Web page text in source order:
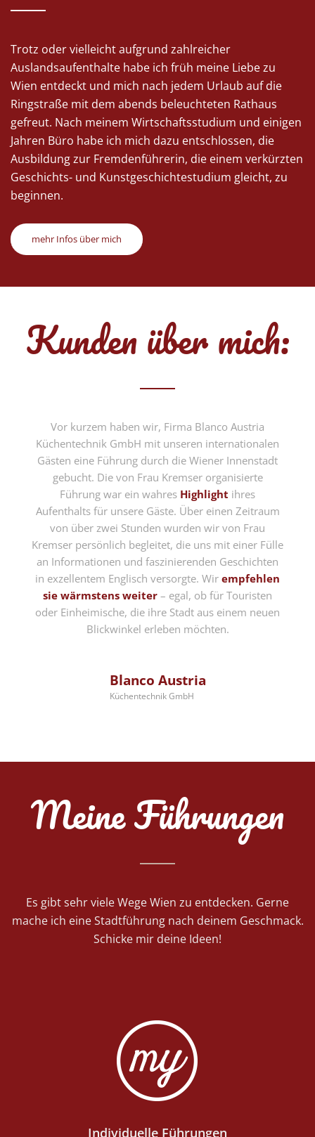
Trotz oder vielleicht aufgrund zahlreicher
Auslandsaufenthalte habe ich früh meine Liebe zu
Wien entdeckt und mich nach jedem Urlaub auf die
Ringstraße mit dem abends beleuchteten Rathaus
gefreut. Nach meinem Wirtschaftsstudium und einigen
Jahren Büro habe ich mich dazu entschlossen, die
Ausbildung zur Fremdenführerin, die einem verkürzten
Geschichts- und Kunstgeschichtestudium gleicht, zu
beginnen.
mehr Infos über mich
Kunden über mich:
Vor kurzem haben wir, Firma Blanco Austria
Küchentechnik GmbH mit unseren internationalen
Gästen eine Führung durch die Wiener Innenstadt
gebucht. Die von Frau Kremser organisierte
Führung war ein wahres Highlight ihres
Aufenthalts für unsere Gäste. Über einen Zeitraum
von über zwei Stunden wurden wir von Frau
Kremser persönlich begleitet, die uns mit einer Fülle
an Informationen und faszinierenden Geschichten
in exzellentem Englisch versorgte. Wir empfehlen
sie wärmstens weiter – egal, ob für Touristen
oder Einheimische, die ihre Stadt aus einem neuen
Blickwinkel erleben möchten.
Blanco Austria
Küchentechnik GmbH
Meine Führungen
Es gibt sehr viele Wege Wien zu entdecken. Gerne
mache ich eine Stadtführung nach deinem Geschmack.
Schicke mir deine Ideen!
Individuelle Führungen